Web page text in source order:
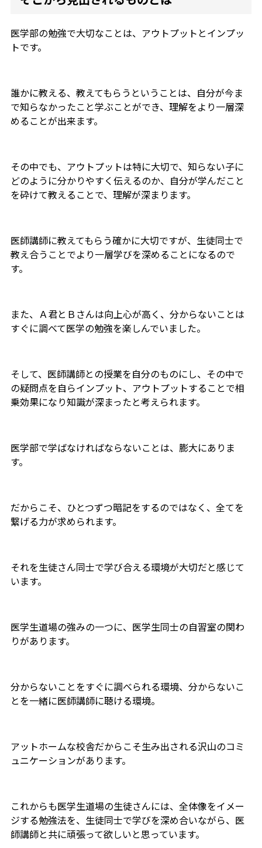
医学部の勉強で大切なことは、アウトプットとインプッ
トです。
誰かに教える、教えてもらうということは、自分が今ま
で知らなかったこと学ぶことができ、理解をより一層深
めることが出来ます。
その中でも、アウトプットは特に大切で、知らない子に
どのように分かりやすく伝えるのか、自分が学んだこと
を砕けて教えることで、理解が深まります。
医師講師に教えてもらう確かに大切ですが、生徒同士で
教え合うことでより一層学びを深めることになるので
す。
また、Ａ君とＢさんは向上心が高く、分からないことは
すぐに調べて医学の勉強を楽しんでいました。
そして、医師講師との授業を自分のものにし、その中で
の疑問点を自らインプット、アウトプットすることで相
乗効果になり知識が深まったと考えられます。
医学部で学ばなければならないことは、膨大にありま
す。
だからこそ、ひとつずつ暗記をするのではなく、全てを
繋げる力が求められます。
それを生徒さん同士で学び合える環境が大切だと感じて
います。
医学生道場の強みの一つに、医学生同士の自習室の関わ
りがあります。
分からないことをすぐに調べられる環境、分からないこ
とを一緒に医師講師に聴ける環境。
アットホームな校舎だからこそ生み出される沢山のコミ
ュニケーションがあります。
これからも医学生道場の生徒さんには、全体像をイメー
ジする勉強法を、生徒同士で学びを深め合いながら、医
師講師と共に頑張って欲しいと思っています。